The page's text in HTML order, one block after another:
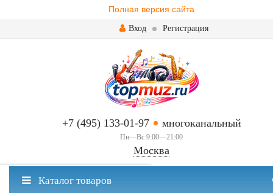
Полная версия сайта
Вход Регистрация
+7 (495) 133-01-97 многоканальный
Пн—Вс 9:00—21:00
Москва
Москва ваш город?
Каталог товаров